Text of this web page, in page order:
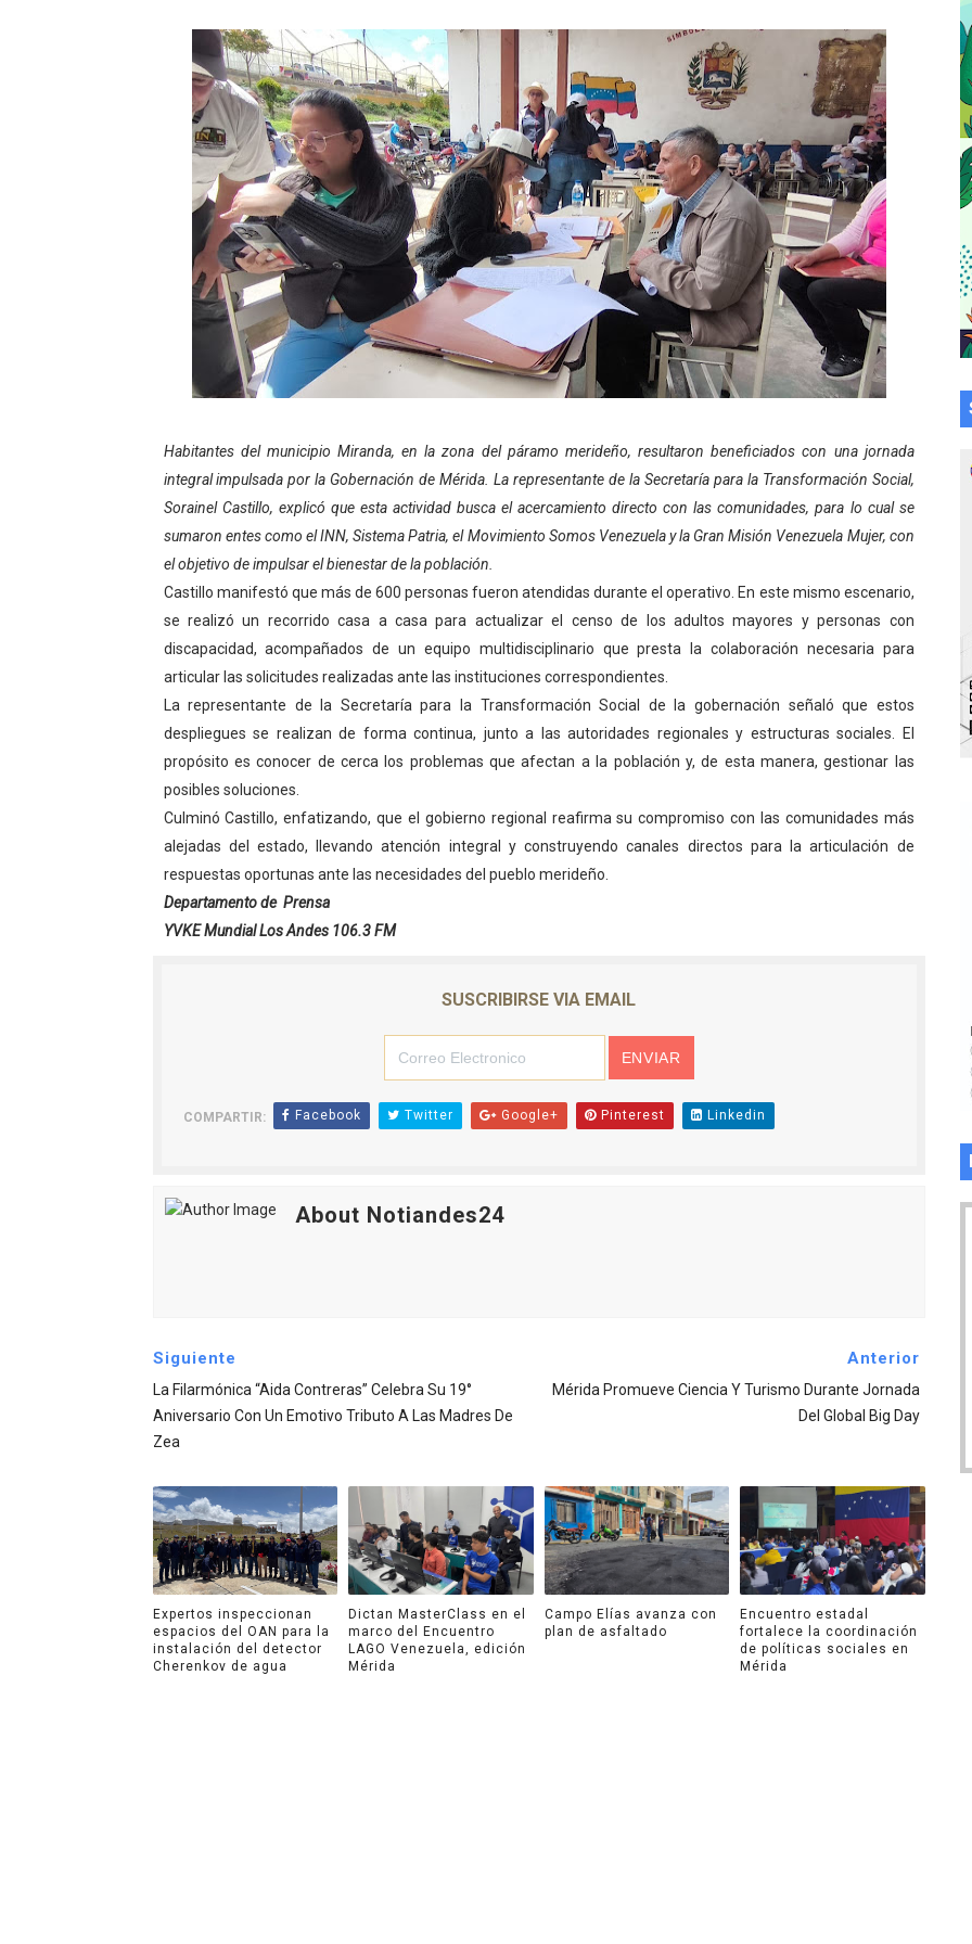
Gobierno bolivariano avanza en la transformación del hospital Sor Juana Inés
Niños merideños aprenden sobre gaita de tambora con Fundecem
Hospital universitario muestra sus avances en visita del Consejo Legislativo
Instituto Nacional de Nutrición celebra Semana Internacional de la Lactancia Materna
Gobernación de Mérida fortalece el desarrollo productivo en Rangel
Corposalud inició talleres para aspirantes al curso de Emergencia Prehospitalaria
Fortalecen formación académica de médicos en proceso de ruralidad
Fortaleciendo la economía comunal en El Vigía con microcréditos a emprendedores y
Fundecem inició con éxito el taller vacacional de origami
El Lactario del Iahula celebra la Semana Mundial de la Lactancia Materna
Plan Vacacional "Venezuela Ríe 2026" brinda recreación y cultura a niños del
Iniciación al yoga reúne a diversos clubes deportivos de Zea en una enriquecedora
Mincomunas impulsa el autogobierno en Mérida con plan de actualización y atención
Expertos inspeccionan espacios del OAN para la instalación del detector Cherenkov
Habitantes del municipio Miranda, en la zona del páramo merideño, resultaron beneficiados con una jornada
integral impulsada por la Gobernación de Mérida. La representante de la Secretaría para la Transformación Social,
Sorainel Castillo, explicó que esta actividad busca el acercamiento directo con las comunidades, para lo cual se
sumaron entes como el INN, Sistema Patria, el Movimiento Somos Venezuela y la Gran Misión Venezuela Mujer, con
el objetivo de impulsar el bienestar de la población.
Castillo manifestó que más de 600 personas fueron atendidas durante el operativo. En este mismo escenario,
se realizó un recorrido casa a casa para actualizar el censo de los adultos mayores y personas con
discapacidad, acompañados de un equipo multidisciplinario que presta la colaboración necesaria para
articular las solicitudes realizadas ante las instituciones correspondientes.
La representante de la Secretaría para la Transformación Social de la gobernación señaló que estos
despliegues se realizan de forma continua, junto a las autoridades regionales y estructuras sociales. El
propósito es conocer de cerca los problemas que afectan a la población y, de esta manera, gestionar las
posibles soluciones.
Culminó Castillo, enfatizando, que el gobierno regional reafirma su compromiso con las comunidades más
alejadas del estado, llevando atención integral y construyendo canales directos para la articulación de
respuestas oportunas ante las necesidades del pueblo merideño.
Departamento de Prensa
YVKE Mundial Los Andes 106.3 FM
SUSCRIBIRSE VIA EMAIL
COMPARTIR: Facebook Twitter Google+ Pinterest Linkedin
About Notiandes24
Siguiente
La Filarmónica “Aida Contreras” Celebra Su 19°
Aniversario Con Un Emotivo Tributo A Las Madres De
Zea
Anterior
Mérida Promueve Ciencia Y Turismo Durante Jornada
Del Global Big Day
Expertos inspeccionan
espacios del OAN para la
instalación del detector
Cherenkov de agua
Dictan MasterClass en el
marco del Encuentro
LAGO Venezuela, edición
Mérida
Campo Elías avanza con
plan de asfaltado
Encuentro estadal
fortalece la coordinación
de políticas sociales en
Mérida